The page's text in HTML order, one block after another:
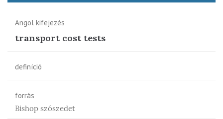
Angol kifejezés
transport cost tests
definíció
forrás
Bishop szószedet